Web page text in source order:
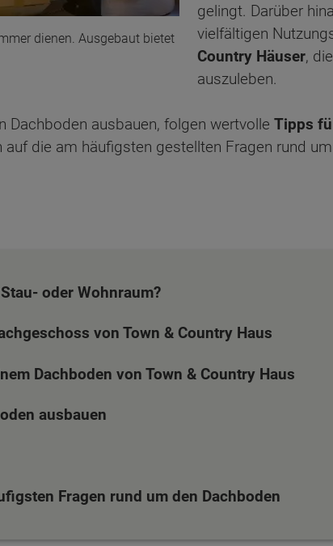
dienen. Ausgebaut bietet
gelingt. Darüber
vielfältigen
Country Häuser,
auszuleben.
Dachboden ausbauen, folgen wertvolle Tipps
auf die am häufigsten gestellten Fragen rund
oder Wohnraum?
von Town & Country Haus
Dachboden von Town & Country Haus
ausbauen
Fragen rund um den Dachboden